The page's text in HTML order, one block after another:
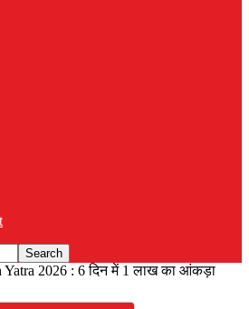
Yatra 2026 : 6 दिन में 1 लाख का आंकड़ा